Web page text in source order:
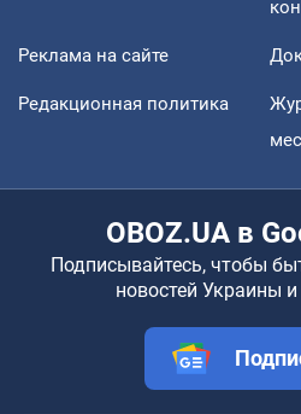
Реклама на сайте
Редакционная политика
OBOZ.UA в
Подписывайтесь, чтобы
новостей Украины